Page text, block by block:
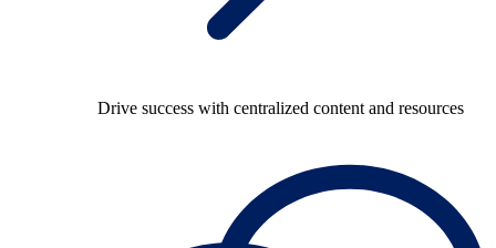
Drive success with centralized content and resources